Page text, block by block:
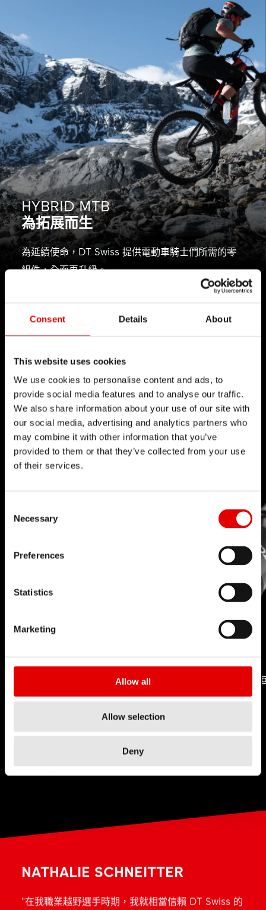
Consent Details About
This website uses cookies
We use cookies to personalise content and ads, to
provide social media features and to analyse our traffic.
We also share information about your use of our site with
our social media, advertising and analytics partners who
may combine it with other information that you’ve
provided to them or that they’ve collected from your use
of their services.
Necessary
Preferences
Statistics
Marketing
Allow all
Allow selection
Deny
HYBRID MTB
為拓展而生
為延續使命，DT Swiss 提供電動車騎士們所需的零
組件，全面再升級。
點擊了解
技術
我們對於工程藝術深信不疑，並為了追求卓越的產品
開發流程而努力。我們的理念是透過內部研發的技術
軸承
RATCHET LN
技術
NATHALIE SCHNEITTER
"在我職業越野選手時期，我就相當信賴 DT Swiss 的